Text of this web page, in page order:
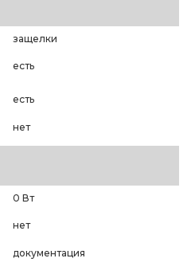
защелки
есть
есть
нет
0 Вт
нет
документация